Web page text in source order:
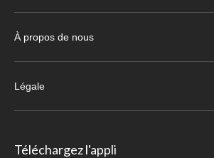
À propos de nous
Légale
Téléchargez l'appli